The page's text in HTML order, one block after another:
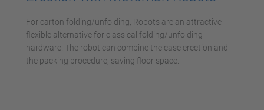
Management Platform
For carton folding/unfolding, Robots are an attractive
flexible alternative for classical folding/unfolding
hardware. The robot can combine the case erection and
the packing procedure, saving floor space.